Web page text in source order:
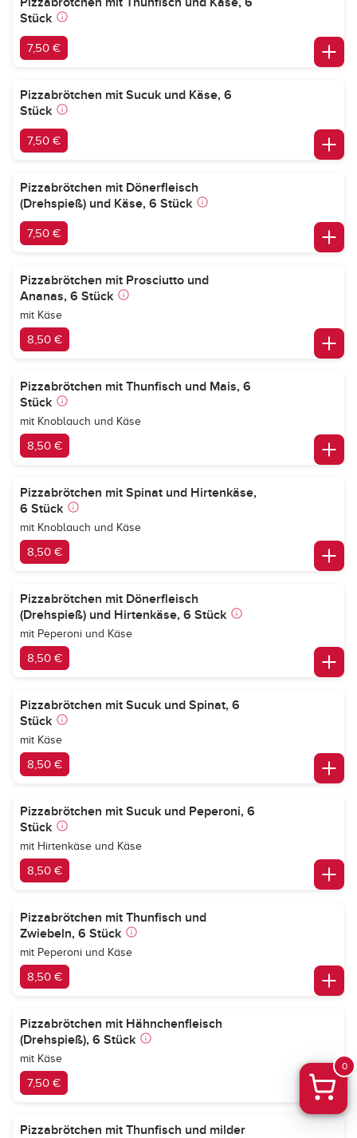
Stück
7,50 €
Pizzabrötchen mit Sucuk und Käse, 6
Stück
7,50 €
Pizzabrötchen mit Dönerfleisch
(Drehspieß) und Käse, 6 Stück
7,50 €
Pizzabrötchen mit Prosciutto und
Ananas, 6 Stück
mit Käse
8,50 €
Pizzabrötchen mit Thunfisch und Mais, 6
Stück
mit Knoblauch und Käse
8,50 €
Pizzabrötchen mit Spinat und Hirtenkäse,
6 Stück
mit Knoblauch und Käse
8,50 €
Pizzabrötchen mit Dönerfleisch
(Drehspieß) und Hirtenkäse, 6 Stück
mit Peperoni und Käse
8,50 €
Pizzabrötchen mit Sucuk und Spinat, 6
Stück
mit Käse
8,50 €
Pizzabrötchen mit Sucuk und Peperoni, 6
Stück
mit Hirtenkäse und Käse
8,50 €
Pizzabrötchen mit Thunfisch und
Zwiebeln, 6 Stück
mit Peperoni und Käse
8,50 €
Pizzabrötchen mit Hähnchenfleisch
(Drehspieß), 6 Stück
mit Käse
7,50 €
Pizzabrötchen mit Thunfisch und milder
0